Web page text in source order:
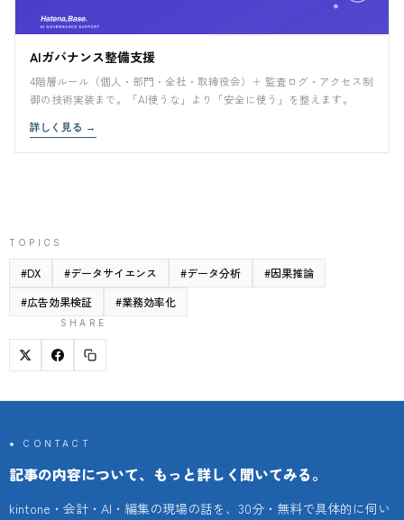
AIガバナンス整備支援
4階層ルール（個人・部門・全社・取締役会）＋ 監査ログ・アクセス制
御の技術実装まで。「AI使うな」より「安全に使う」を整えます。
詳しく見る →
TOPICS
#DX #データサイエンス #データ分析 #因果推論
#広告効果検証 #業務効率化
SHARE
● CONTACT
記事の内容について、もっと詳しく聞いてみる。
kintone・会計・AI・編集の現場の話を、30分・無料で具体的に伺い